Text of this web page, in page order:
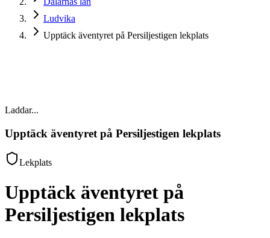
Ludvika
Upptäck äventyret på Persiljestigen lekplats
Laddar...
Upptäck äventyret på Persiljestigen lekplats
Lekplats
Upptäck äventyret på
Persiljestigen lekplats